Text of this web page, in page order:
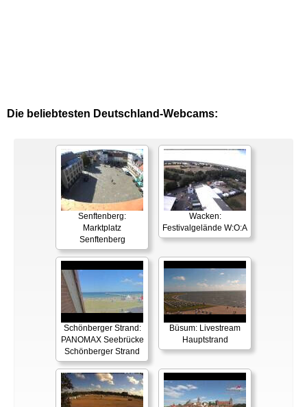
Die beliebtesten Deutschland-Webcams:
Senftenberg:
Marktplatz
Senftenberg
Wacken:
Festivalgelände W:O:A
Schönberger Strand:
PANOMAX Seebrücke
Schönberger Strand
Büsum: Livestream
Hauptstrand